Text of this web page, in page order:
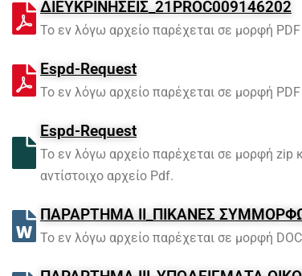
ΔΙΕΥΚΡΙΝΗΣΕΙΣ_21PROC009146202
Το εν λόγω αρχείο παρέχεται σε μορφή PDF
Espd-Request
Το εν λόγω αρχείο παρέχεται σε μορφή PDF
Espd-Request
Το εν λόγω αρχείο παρέχεται σε μορφή zip
αντίστοιχο αρχείο Pdf.
ΠΑΡΑΡΤΗΜΑ ΙΙ_ΠΙΚΑΝΕΣ
Το εν λόγω αρχείο παρέχεται σε μορφή